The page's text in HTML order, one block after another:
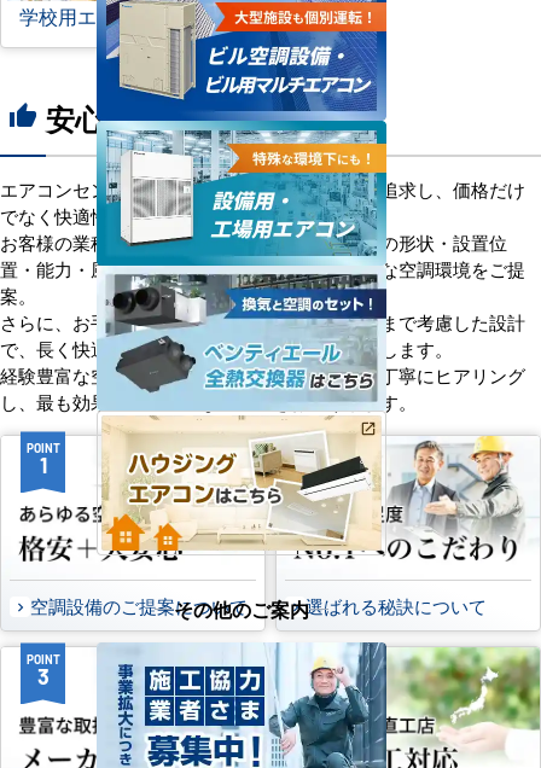
学校用エアコン
thumb_up 安心の8つのポイント
エアコンセンターACは、「格安＋α」の価値を追求し、価格だけ
でなく快適性と機能性にもこだわっています。
お客様の業種や施設の形態に合わせて、室内機の形状・設置位
置・能力・風向きなどを総合的に検討し、最適な空調環境をご提
案。
さらに、お手入れのしやすさやメンテナンス性まで考慮した設計
で、長く快適にご使用いただけるようサポートします。
経験豊富な空調技術者が現場の状況やご要望を丁寧にヒアリング
し、最も効果的で効率的なプランをお届けします。
POINT
1
空調設備のご提案について
POINT
2
選ばれる秘訣について
POINT
3
POINT
4
その他のご案内